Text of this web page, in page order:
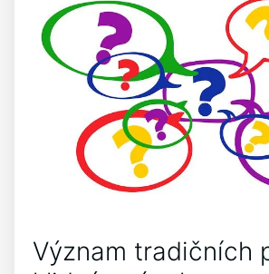
Význam⁤ tradičních